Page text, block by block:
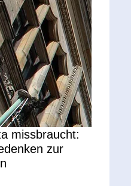
missbraucht:
zur